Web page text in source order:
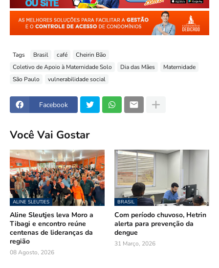
Tags Brasil café
Cheirin Bão
Coletivo de Apoio à Maternidade Solo
Dia das Mães
Maternidade
São Paulo
vulnerabilidade social
Facebook
Você Vai Gostar
ALINE SLEUTJES
Aline Sleutjes leva Moro a
Tibagi e encontro reúne
centenas de lideranças da
região
08 Agosto, 2026
BRASIL
Com período chuvoso, Hetrin
alerta para prevenção da
dengue
31 Março, 2026